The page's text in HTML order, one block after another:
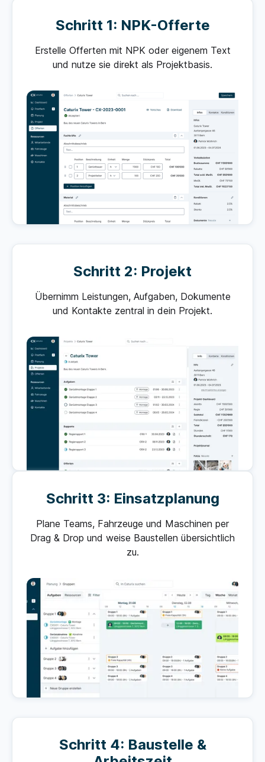
Schritt 1: NPK-Offerte
Erstelle Offerten mit NPK oder eigenem Text
und nutze sie direkt als Projektbasis.
Schritt 2: Projekt
Übernimm Leistungen, Aufgaben, Dokumente
und Kontakte zentral in dein Projekt.
Schritt 3: Einsatzplanung
Plane Teams, Fahrzeuge und Maschinen per
Drag & Drop und weise Baustellen übersichtlich
zu.
Schritt 4: Baustelle &